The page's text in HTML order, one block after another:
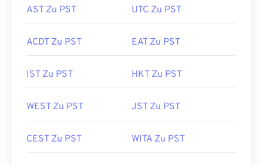
AST Zu PST UTC Zu PST
ACDT Zu PST EAT Zu PST
IST Zu PST HKT Zu PST
WEST Zu PST JST Zu PST
CEST Zu PST WITA Zu PST